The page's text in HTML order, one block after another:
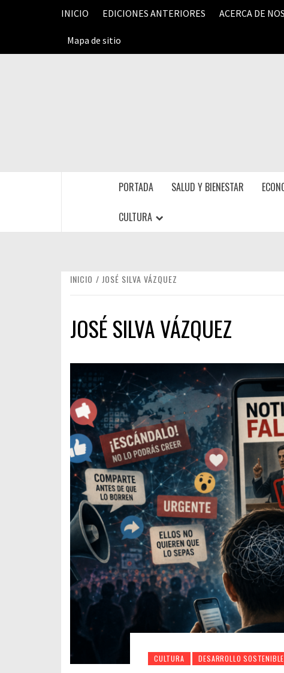
INICIO EDICIONES ANTERIORES ACERCA DE
Mapa de sitio
PORTADA SALUD Y BIENESTAR
CULTURA
INICIO JOSÉ SILVA VÁZQUEZ
JOSÉ SILVA VÁZQUEZ
CULTURA DESARROLLO SOSTENIBLE